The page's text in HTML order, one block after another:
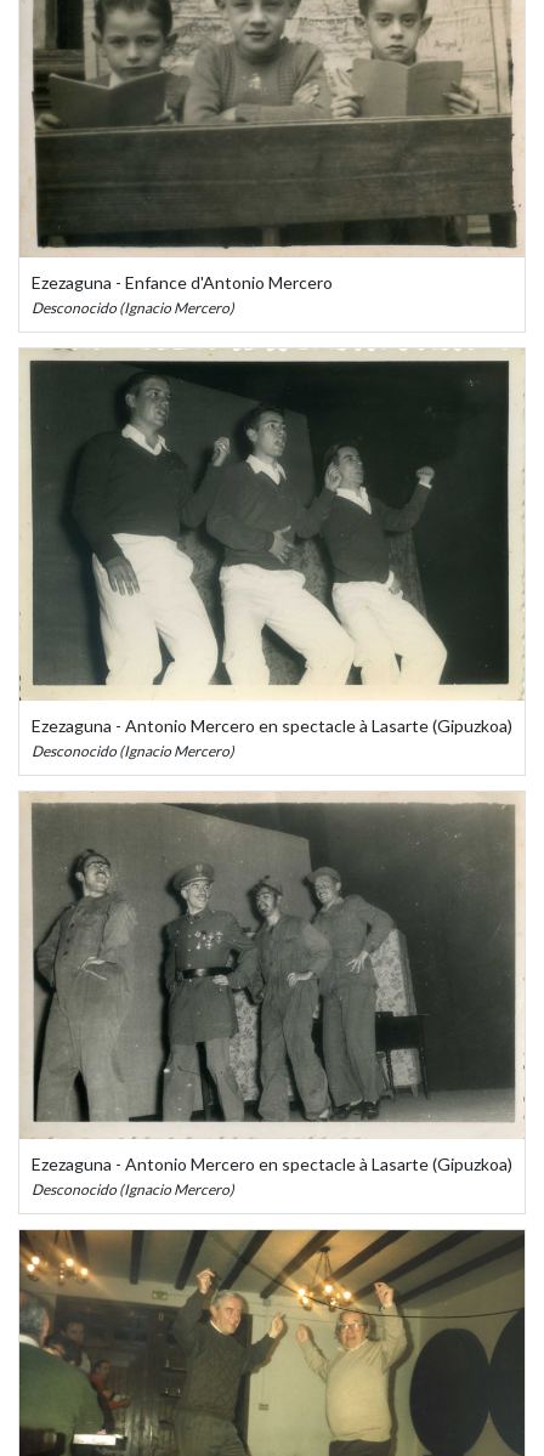
Ezezaguna - Enfance d'Antonio Mercero
Desconocido (Ignacio Mercero)
Ezezaguna - Antonio Mercero en spectacle à Lasarte (Gipuzkoa)
Desconocido (Ignacio Mercero)
Ezezaguna - Antonio Mercero en spectacle à Lasarte (Gipuzkoa)
Desconocido (Ignacio Mercero)